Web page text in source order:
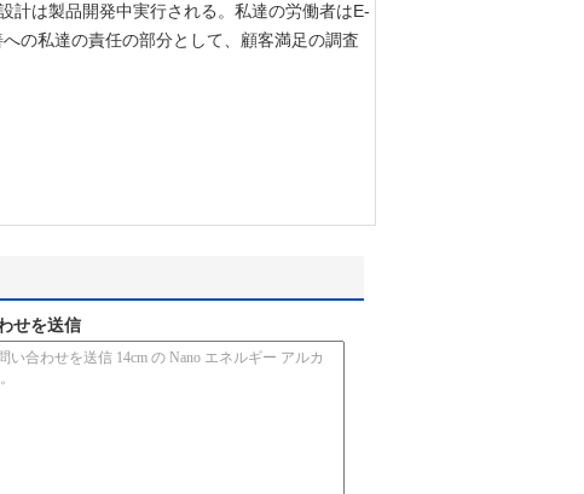
計は製品開発中実行される。私達の労働者はE-
の私達の責任の部分として、顧客満足の調査
せを送信